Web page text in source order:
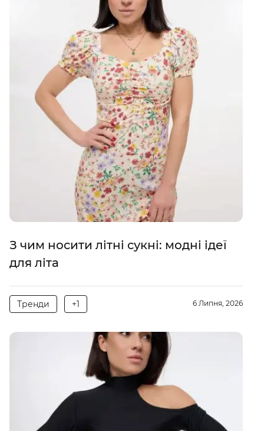
З чим носити літні сукні: модні ідеї
для літа
Тренди +1 6 Липня, 2026